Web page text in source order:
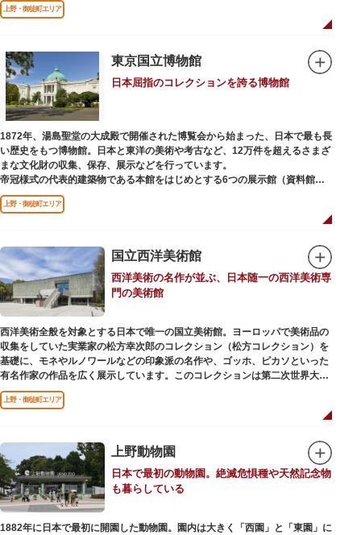
などから構成されています。
2005年「愛・地球博」の長久手日本館で人気を博した「地球の部屋」を移設
100万分の1の大きさ）のドームの内側すべてがスクリーンになっている世界
初のシアターで、月ごとに変わるオリジナル映像を上映しています。
楽しみながら学習できるイベント企画や、恐竜をはじめとした様々な実物標
本、子ども向けのコーナーもあり、お子様連れでも楽しめる博物館です。
また、国立科学博物館では、日本およびアジアにおける科学系博物館の中核
施設として、調査研究、標本資料の収集・保管・活用、展示・学習支援を推
進。これらの活動を上野の本館、白金台の附属自然教育園、茨城県つくば市
の実験植物園や筑波研究施設（非公開）で展開しています。
上野・御徒町エリア
東京国立博物館
日本屈指のコレクションを誇る博物館
1872年、湯島聖堂の大成殿で開催された博覧会から始まった、日本で最も長
い歴史をもつ博物館。日本と東洋の美術や考古など、12万件を超えるさまざ
まな文化財の収集、保存、展示などを行っています。
帝冠様式の代表的建築物である本館をはじめとする6つの展示館（資料館）
からなり、89件の国宝を所蔵。常に貴重な文化財を公開し、講座や講演会、
ワークショップなどを実施しています。国宝や重要文化財などの名品をたど
りながら、真の美術史を堪能し価値あるひと時を過ごしてみてはいかがでし
吹き抜けのエントランスに大理石の大階段がある本館では、壁時計やステン
ドグラスなど格調高い内部装飾にも注目してみてください。初めて来館する
方や時間が限られている方などに向け提案されたコース（日本美術入門／た
てものめぐり／仏像大好き）を参考にめぐるのも良いでしょう。
敷地内にはレストランやミュージアムショップのほか緑豊かな庭園も。季節
ごとの彩りを感じながらゆったりと散策するのもおすすめです。
上野・御徒町エリア
国立西洋美術館
西洋美術の名作が並ぶ、日本随一の西洋美術専
門の美術館
西洋美術全般を対象とする日本で唯一の国立美術館。ヨーロッパで美術品の
収集をしていた実業家の松方幸次郎のコレクション（松方コレクション）を
基礎に、モネやルノワールなどの印象派の名作や、ゴッホ、ピカソといった
有名作家の作品を広く展示しています。このコレクションは第二次世界大戦
中にフランス政府に接収され、戦後に専用の美術館を創設することを条件に
日本へ寄贈返還されました。
もの。「ル・コルビュジエの建築作品－近代建築運動への顕著な貢献－」の
構成資産の一つとして東京初の世界文化遺産に登録されています。前庭にも
ロダンの彫刻が展示されており、散策しながら美術鑑賞を楽しめるのも魅力
のひとつ。 ボランティア・スタッフと一緒に鑑賞する「美術トーク」や、解
説を聞きながら本館や前庭を一緒に歩く「建築ツアー」など、初めての来館
でも気軽に楽しめるプログラムも用意されています。
上野・御徒町エリア
上野動物園
日本で最初の動物園。絶滅危惧種や天然記念物
も暮らしている
1882年に日本で最初に開園した動物園。園内は大きく「西園」と「東園」に